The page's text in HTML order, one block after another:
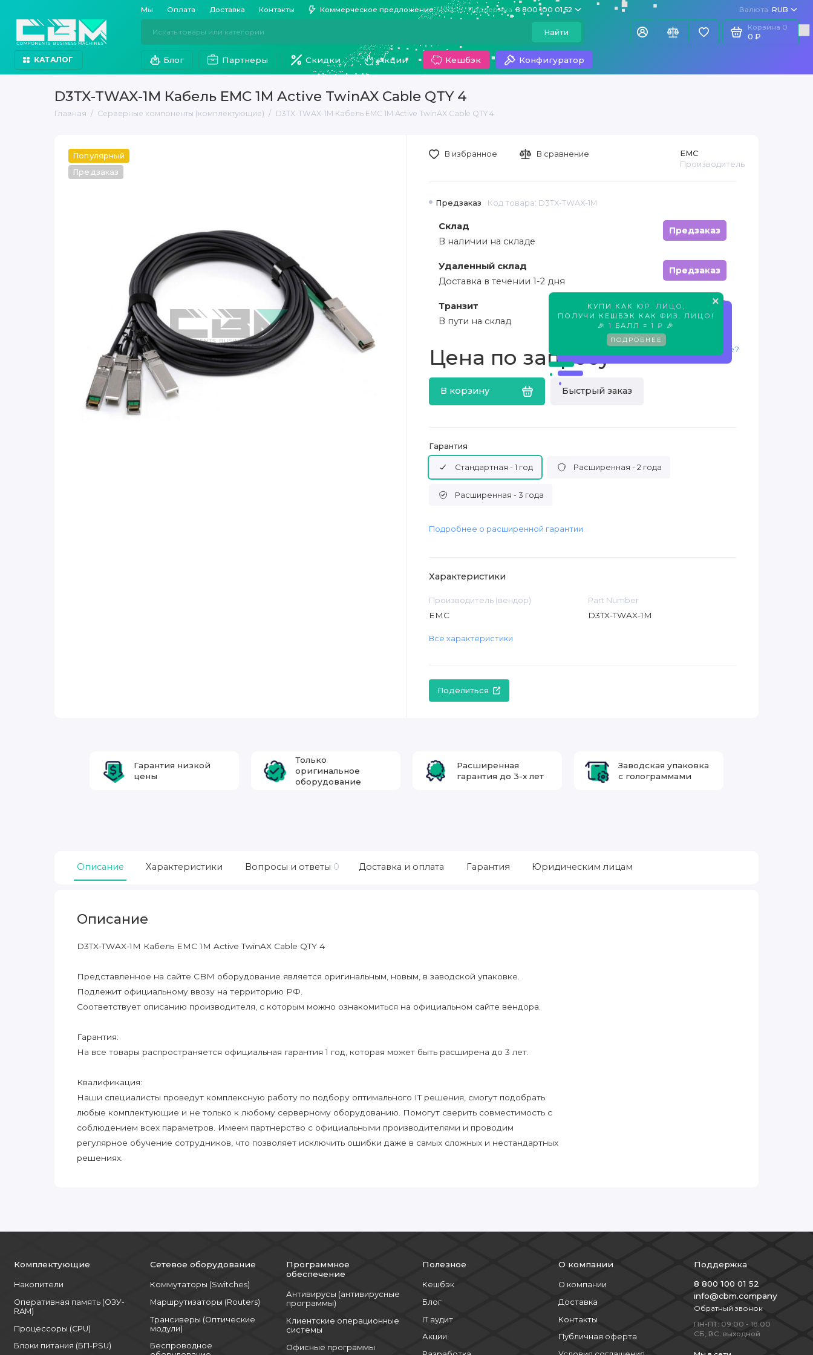
Мы Оплата Доставка Контакты Коммерческое предложение Поддержка 8 800 100 01 52 Валюта RUB
Найти
Корзина 0
0 ₽
КАТАЛОГ Блог Партнеры Скидки Акции Кешбэк Конфигуратор
D3TX-TWAX-1M Кабель EMC 1M Active TwinAX Cable QTY 4
Главная Серверные компоненты (комплектующие) D3TX-TWAX-1M Кабель EMC 1M Active TwinAX Cable QTY 4
Популярный
Предзаказ
×
КУПИ КАК ЮР. ЛИЦО
ПОЛУЧИ КЕШБЭК КАК ФИЗ. ЛИЦО !
🎉 1 БАЛЛ = 1 ₽ 🎉
ПОДРОБНЕЕ
Предзаказ Код товара: D3TX-TWAX-1M
EMC
Производитель
Склад
Предзаказ
В наличии на складе
Удаленный склад
Предзаказ
Доставка в течении 1-2 дня
Транзит
Предзаказ
В пути на склад
Цена по запросу
В корзину Быстрый заказ
Нашли дешевле?
В избранное В сравнение
Гарантия
Стандартная - 1 год Расширенная - 2 года
Расширенная - 3 года
Подробнее о расширенной гарантии
Характеристики
Производитель (вендор)
EMC
Part Number
D3TX-TWAX-1M
Все характеристики
Поделиться
Гарантия низкой
цены
Только
оригинальное
оборудование
Расширенная
гарантия до 3-х лет
Заводская упаковка
с голограммами
Описание Характеристики Вопросы и ответы 0 Доставка и оплата Гарантия Юридическим лицам
Описание
D3TX-TWAX-1M Кабель EMC 1M Active TwinAX Cable QTY 4
Представленное на сайте CBM оборудование является оригинальным, новым, в заводской упаковке.
Подлежит официальному ввозу на территорию РФ.
Соответствует описанию производителя, с которым можно ознакомиться на официальном сайте вендора.
Гарантия:
На все товары распространяется официальная гарантия 1 год, которая может быть расширена до 3 лет.
Квалификация:
Наши специалисты проведут комплексную работу по подбору оптимального IT решения, смогут подобрать
любые комплектующие и не только к любому серверному оборудованию. Помогут сверить совместимость с
соблюдением всех параметров. Имеем партнерство с официальными производителями и проводим
регулярное обучение сотрудников, что позволяет исключить ошибки даже в самых сложных и нестандартных
решениях.
Комплектующие
Накопители
Оперативная память (ОЗУ-
RAM)
Процессоры (CPU)
Блоки питания (БП-PSU)
Сетевое оборудование
Коммутаторы (Switches)
Маршрутизаторы (Routers)
Трансиверы (Оптические
модули)
Беспроводное
Программное
обеспечение
Антивирусы (антивирусные
программы)
Клиентские операционные
системы
Офисные программы
Полезное
Кешбэк
Блог
IT аудит
Акции
О компании
О компании
Доставка
Контакты
Публичная оферта
Поддержка
8 800 100 01 52
info@cbm.company
Обратный звонок
ПН-ПТ: 09:00 - 18:00
СБ, ВС: выходной